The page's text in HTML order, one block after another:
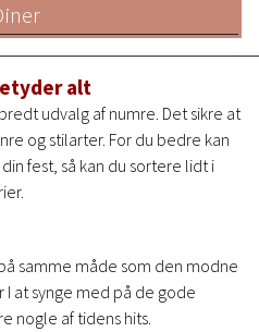
alt
udvalg af numre. Det sikre at
og stilarter. For du bedre kan
fest, så kan du sortere lidt i
samme måde som den modne
at synge med på de gode
nogle af tidens hits.